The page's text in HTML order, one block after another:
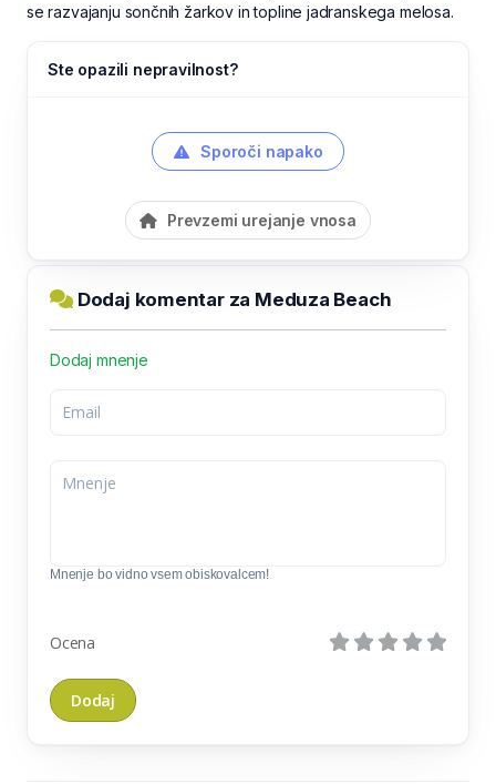
se razvajanju sončnih žarkov in topline jadranskega melosa.
Ste opazili nepravilnost?
Sporoči napako
Prevzemi urejanje vnosa
Dodaj komentar za Meduza Beach
Dodaj mnenje
Mnenje bo vidno vsem obiskovalcem!
Ocena